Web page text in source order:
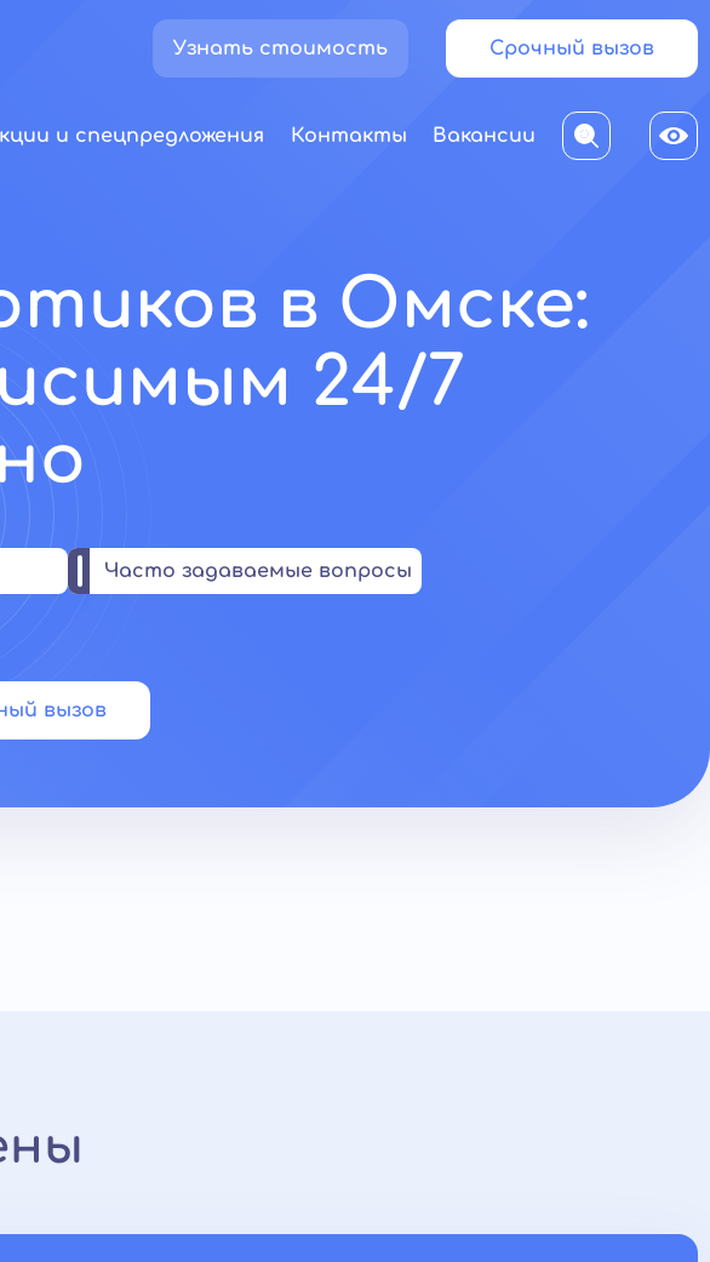
Узнать стоимость Срочный вызов
и спецпредложения Контакты Вакансии
в Омске:
24/7
Часто задаваемые вопросы
вызов